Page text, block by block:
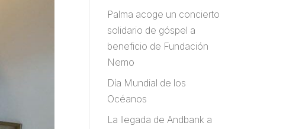
Palma acoge un concierto
solidario de góspel a
beneficio de Fundación
Nemo
Día Mundial de los
Océanos
La llegada de Andbank a